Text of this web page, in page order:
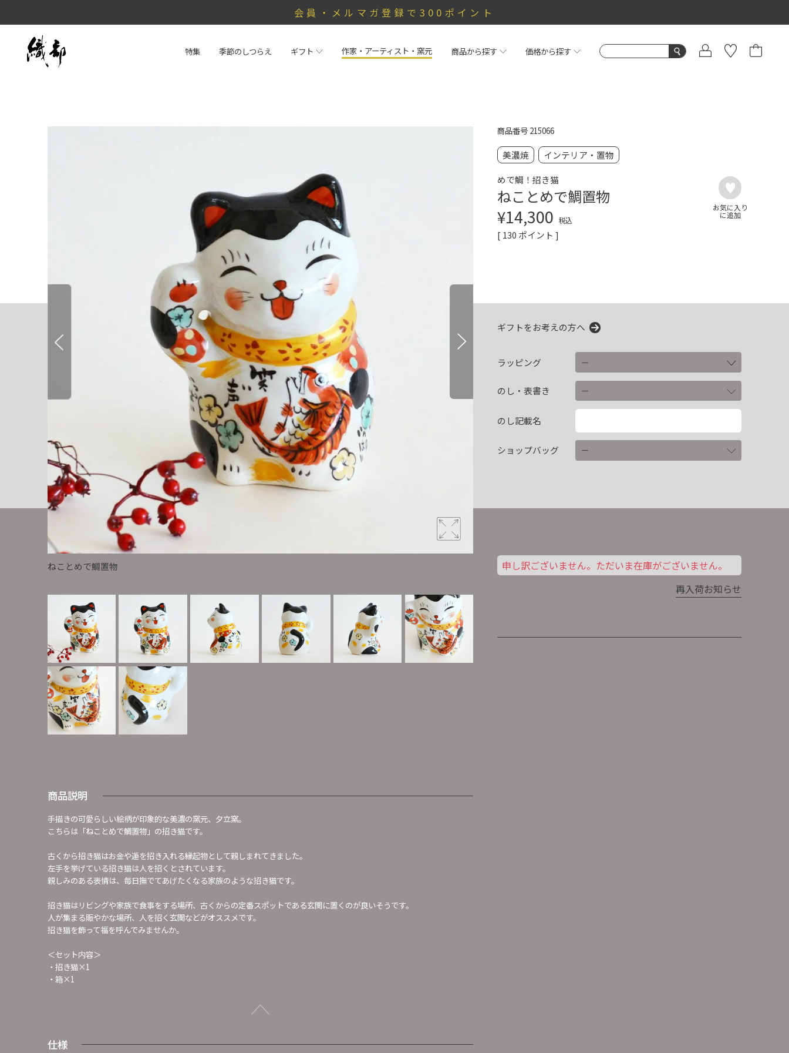
会員・メルマガ登録で300ポイント
特集 季節のしつらえ ギフト 作家・アーティスト・窯元 商品から探す 価格から探す
ねことめで鯛置物 右手を挙げた猫は「金運を招く」といわれています
商品説明
手描きの可愛らしい絵柄が印象的な美濃の窯元、夕立窯。
こちらは「ねことめで鯛置物」の招き猫です。
古くから招き猫はお金や運を招き入れる縁起物として親しまれてきました。
左手を挙げている招き猫は人を招くとされています。
親しみのある表情は、毎日撫でてあげたくなる家族のような招き猫です。
招き猫はリビングや家族で食事をする場所、古くからの定番スポットである玄関に置くのが良いそうです。
人が集まる賑やかな場所、人を招く玄関などがオススメです。
招き猫を飾って福を呼んでみませんか。
＜セット内容＞
・招き猫×1
・箱×1
仕様
商品番号 215066
美濃焼 インテリア・置物
めで鯛！招き猫
ねことめで鯛置物
¥14,300 税込
[ 130 ポイント ]
ギフトをお考えの方へ
ラッピング
のし・表書き
のし記載名
ショップバッグ
申し訳ございません。ただいま在庫がございません。
再入荷お知らせ